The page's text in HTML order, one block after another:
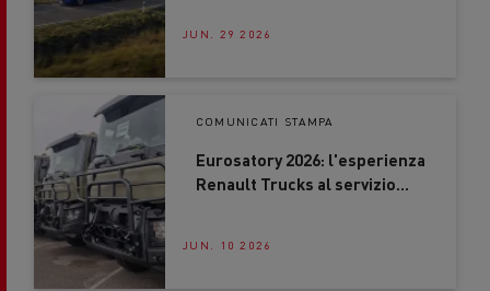
JUN. 29 2026
COMUNICATI STAMPA
Eurosatory 2026: l'esperienza
Renault Trucks al servizio
JUN. 10 2026